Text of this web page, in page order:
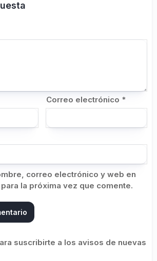
Correo electrónico *
correo electrónico y web en
la próxima vez que comente.
suscribirte a los avisos de nuevas